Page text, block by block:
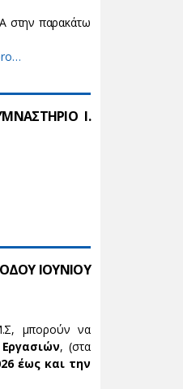
στην παρακάτω
Ι.
ΙΟΥΝΙΟΥ
μπορούν να
, (στα
έως και την